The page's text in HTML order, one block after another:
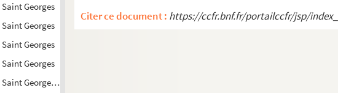
Georges
Georges
Georges
Georges
Saint Georges combattant le dragon d'après M. L. Glötzle
Citer ce document : https://ccfr.bnf.fr/portailccfr/jsp/